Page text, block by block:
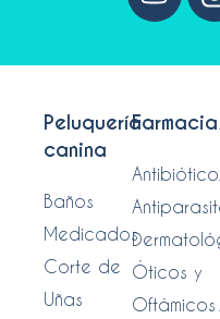
Peluquería
canina
Baños
Medicados
Corte de
Uñas
Farmacia
Óticos y
Oftámicos